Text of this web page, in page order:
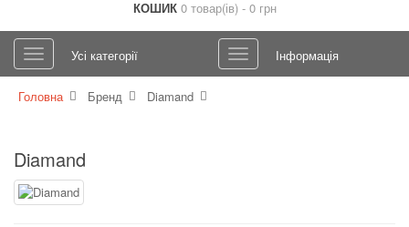
КОШИК 0 товар(ів) - 0 грн
Усі категорії Інформація
Головна Бренд Diamand
Diamand